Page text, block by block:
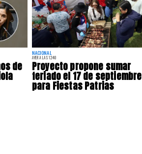
de
NACIONAL
AYER A LAS 12:40
Proyecto propone sumar
feriado el 17 de septiembre
para Fiestas Patrias